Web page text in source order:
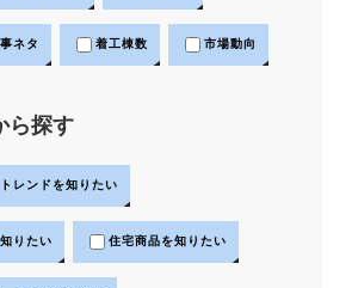
ネタ 着工棟数 市場動向
ら探す
レンドを知りたい
りたい 住宅商品を知りたい